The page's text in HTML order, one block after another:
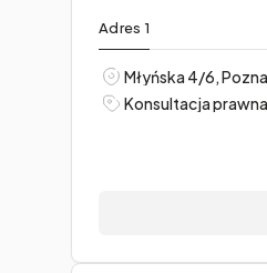
Adres 1
Młyńska 4/6,
Konsultacja prawna